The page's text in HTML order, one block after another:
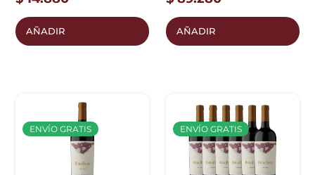
AÑADIR AÑADIR
ENVÍO GRATIS ENVÍO GRATIS